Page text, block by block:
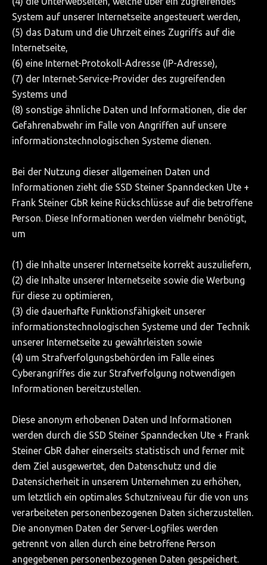
System auf unserer Internetseite angesteuert werden,
(5) das Datum und die Uhrzeit eines Zugriffs auf die
Internetseite,
(6) eine Internet-Protokoll-Adresse (IP-Adresse),
(7) der Internet-Service-Provider des zugreifenden
Systems und
(8) sonstige ähnliche Daten und Informationen, die der
Gefahrenabwehr im Falle von Angriffen auf unsere
informationstechnologischen Systeme dienen.
Bei der Nutzung dieser allgemeinen Daten und
Informationen zieht die SSD Steiner Spanndecken Ute +
Frank Steiner GbR keine Rückschlüsse auf die betroffene
Person. Diese Informationen werden vielmehr benötigt,
um
(1) die Inhalte unserer Internetseite korrekt auszuliefern,
(2) die Inhalte unserer Internetseite sowie die Werbung
für diese zu optimieren,
(3) die dauerhafte Funktionsfähigkeit unserer
informationstechnologischen Systeme und der Technik
unserer Internetseite zu gewährleisten sowie
(4) um Strafverfolgungsbehörden im Falle eines
Cyberangriffes die zur Strafverfolgung notwendigen
Informationen bereitzustellen.
Diese anonym erhobenen Daten und Informationen
werden durch die SSD Steiner Spanndecken Ute + Frank
Steiner GbR daher einerseits statistisch und ferner mit
dem Ziel ausgewertet, den Datenschutz und die
Datensicherheit in unserem Unternehmen zu erhöhen,
um letztlich ein optimales Schutzniveau für die von uns
verarbeiteten personenbezogenen Daten sicherzustellen.
Die anonymen Daten der Server-Logfiles werden
getrennt von allen durch eine betroffene Person
angegebenen personenbezogenen Daten gespeichert.